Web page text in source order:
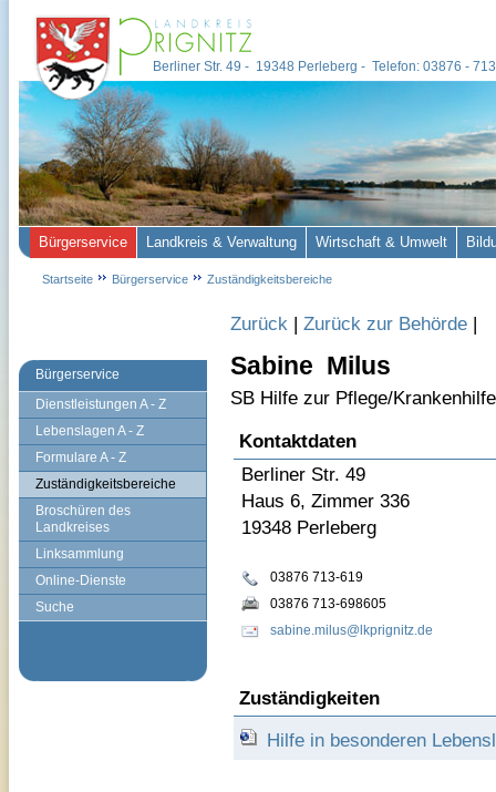
Bürgerservice
Dienstleistungen A - Z
Lebenslagen A - Z
Formulare A - Z
Zuständigkeitsbereiche
Broschüren des
Landkreises
Linksammlung
Online-Dienste
Suche
Zurück | Zurück zur Behörde |
Sabine Milus
SB Hilfe zur Pflege/Krankenhilfe
Kontaktdaten
Berliner Str. 49
Haus 6, Zimmer 336
19348 Perleberg
03876 713-619
03876 713-698605
sabine.milus@lkprignitz.de
Zuständigkeiten
Hilfe in besonderen
Berliner Str. 49 - 19348 Perleberg - Telefon: 03876 -
Bürgerservice Landkreis & Verwaltung Wirtschaft & Umwelt
Startseite Bürgerservice Zuständigkeitsbereiche